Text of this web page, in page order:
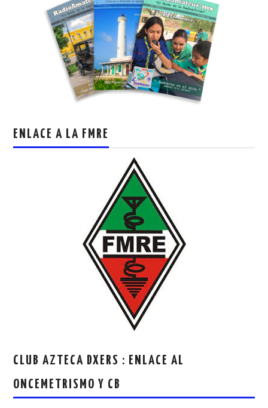
ENLACE A LA FMRE
CLUB AZTECA DXERS : ENLACE AL
ONCEMETRISMO Y CB